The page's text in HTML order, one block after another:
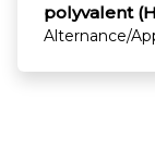
polyvalent
Alternance/